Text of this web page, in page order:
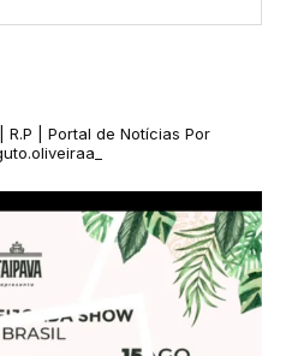
| Portal de Notícias Por